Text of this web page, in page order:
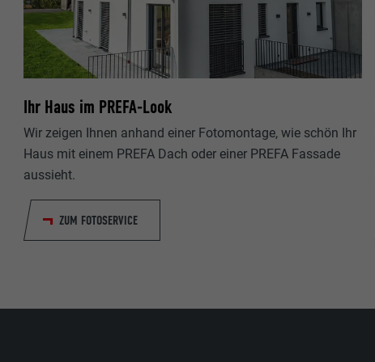
Ihr Haus im PREFA-Look
Wir zeigen Ihnen anhand einer Fotomontage, wie schön Ihr
Haus mit einem PREFA Dach oder einer PREFA Fassade
aussieht.
ZUM FOTOSERVICE
Name
Anbieter
Laufzeit
Zweck
Name
Anbieter
Laufzeit